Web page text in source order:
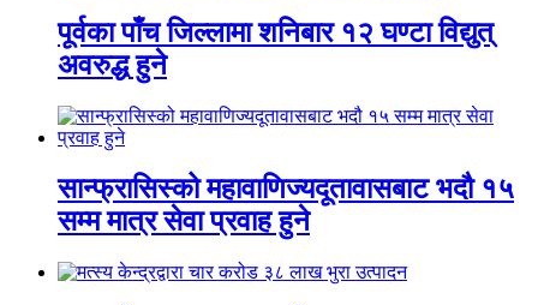
पूर्वका पाँच जिल्लामा शनिबार १२ घण्टा विद्युत्
अवरुद्ध हुने
सान्फ्रासिस्को महावाणिज्यदूतावासबाट भदौ १५
सम्म मात्र सेवा प्रवाह हुने